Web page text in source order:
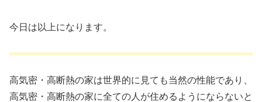
今日は以上になります。
高気密・高断熱の家は世界的に見ても当然の性能であり、
高気密・高断熱の家に全ての人が住めるようにならないと